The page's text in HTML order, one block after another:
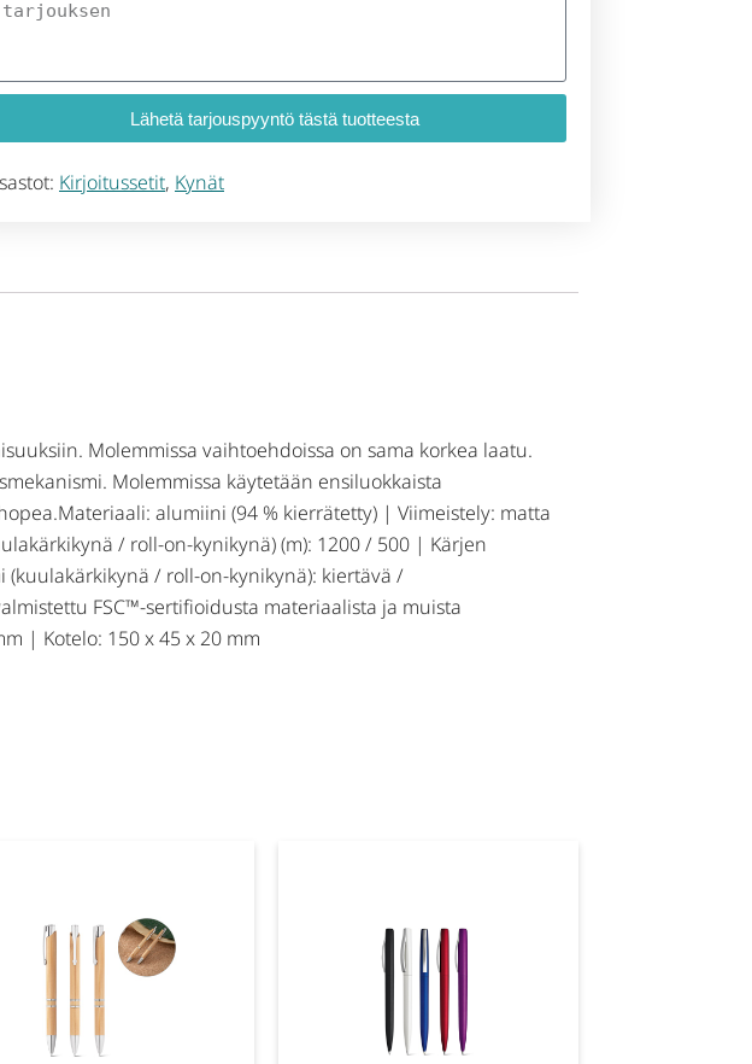
Lähetä tarjouspyyntö tästä tuotteesta
Kirjoitussetit, Kynät
Molemmissa vaihtoehdoissa on sama korkea laatu.
Molemmissa käytetään ensiluokkaista
alumiini (94 % kierrätetty) | Viimeistely: matta
/ roll-on-kynikynä) (m): 1200 / 500 | Kärjen
(kuulakärkikynä / roll-on-kynikynä): kiertävä /
FSC™-sertifioidusta materiaalista ja muista
| Kotelo: 150 x 45 x 20 mm